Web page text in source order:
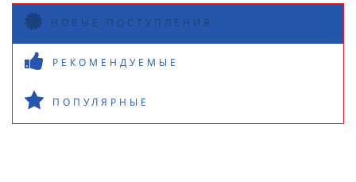
НОВЫЕ ПОСТУПЛЕНИЯ
РЕКОМЕНДУЕМЫЕ
ПОПУЛЯРНЫЕ